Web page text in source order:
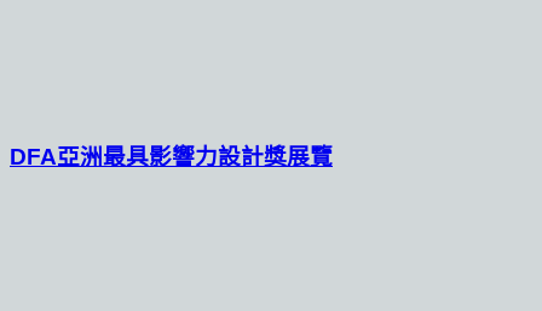
DFA亞洲最具影響力設計獎展覽